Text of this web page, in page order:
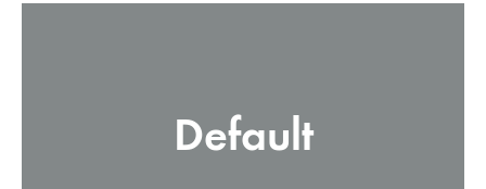
Default